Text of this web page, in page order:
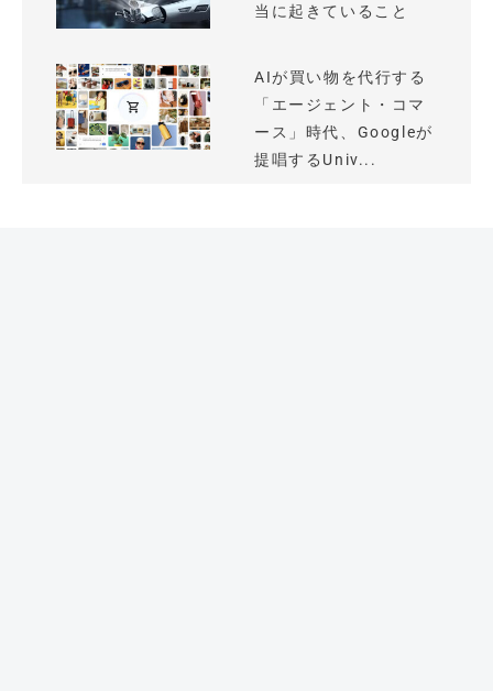
当に起きていること
AIが買い物を代行する
「エージェント・コマ
ース」時代、Googleが
提唱するUniv...